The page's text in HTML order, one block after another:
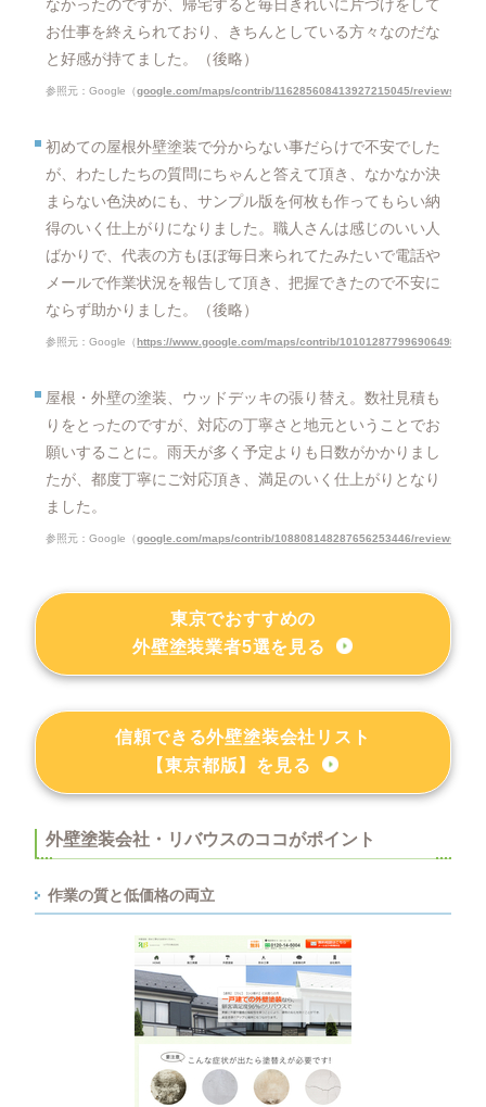
なかったのですが、帰宅すると毎日きれいに片づけをして
お仕事を終えられており、きちんとしている方々なのだな
と好感が持てました。（後略）
参照元：Google（google.com/maps/contrib/116285608413927215045/
初めての屋根外壁塗装で分からない事だらけで不安でした
が、わたしたちの質問にちゃんと答えて頂き、なかなか決
まらない色決めにも、サンプル版を何枚も作ってもらい納
得のいく仕上がりになりました。職人さんは感じのいい人
ばかりで、代表の方もほぼ毎日来られてたみたいで電話や
メールで作業状況を報告して頂き、把握できたので不安に
ならず助かりました。（後略）
参照元：Google（https://www.google.com/maps/contrib/101012877996906498680/
屋根・外壁の塗装、ウッドデッキの張り替え。数社見積も
りをとったのですが、対応の丁寧さと地元ということでお
願いすることに。雨天が多く予定よりも日数がかかりまし
たが、都度丁寧にご対応頂き、満足のいく仕上がりとなり
ました。
参照元：Google（google.com/maps/contrib/108808148287656253446/
東京でおすすめの
外壁塗装業者5選を見る
信頼できる外壁塗装会社リスト
【東京都版】を見る
外壁塗装会社・リバウスのココがポイント
作業の質と低価格の両立